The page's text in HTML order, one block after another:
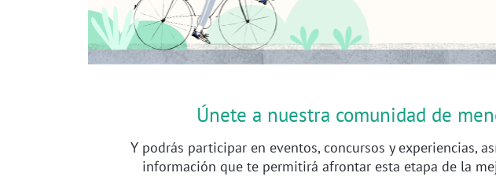
Únete a nuestra comunidad de
Y podrás participar en eventos, concursos y experiencias,
información que te permitirá afrontar esta etapa de la